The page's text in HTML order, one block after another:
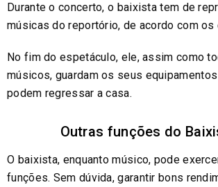
Durante o concerto, o baixista tem de
músicas do reportório, de acordo com os
No fim do espetáculo, ele, assim como
músicos, guardam os seus
podem regressar a casa.
Outras funções do
O baixista, enquanto músico, pode
funções. Sem dúvida, garantir bons